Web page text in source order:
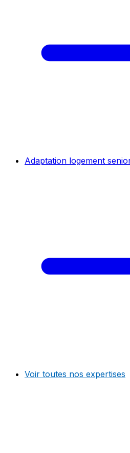
Adaptation logement
Voir toutes nos expertises